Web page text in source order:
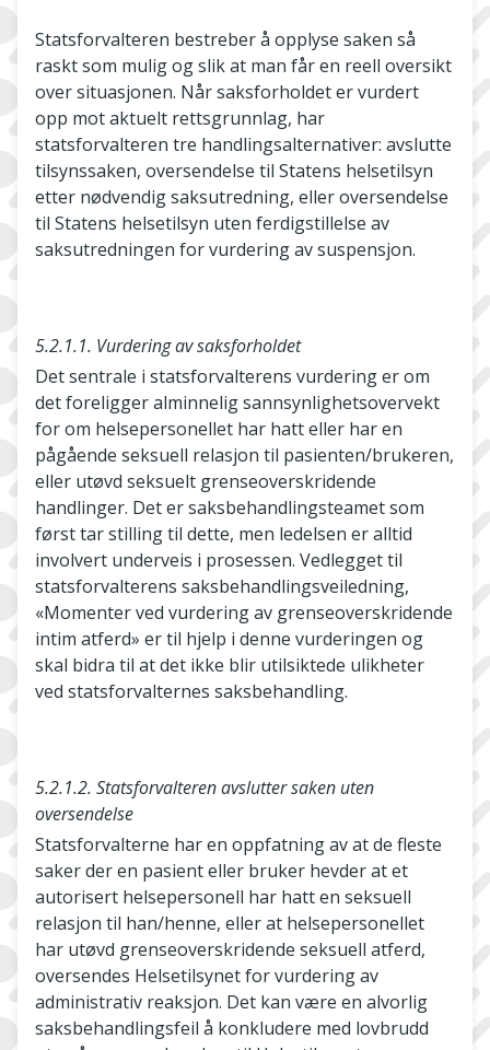
Statsforvalteren bestreber å opplyse saken så
raskt som mulig og slik at man får en reell oversikt
over situasjonen. Når saksforholdet er vurdert
opp mot aktuelt rettsgrunnlag, har
statsforvalteren tre handlingsalternativer: avslutte
tilsynssaken, oversendelse til Statens helsetilsyn
etter nødvendig saksutredning, eller oversendelse
til Statens helsetilsyn uten ferdigstillelse av
saksutredningen for vurdering av suspensjon.
5.2.1.1. Vurdering av saksforholdet
Det sentrale i statsforvalterens vurdering er om
det foreligger alminnelig sannsynlighetsovervekt
for om helsepersonellet har hatt eller har en
pågående seksuell relasjon til pasienten/brukeren,
eller utøvd seksuelt grenseoverskridende
handlinger. Det er saksbehandlingsteamet som
først tar stilling til dette, men ledelsen er alltid
involvert underveis i prosessen. Vedlegget til
statsforvalterens saksbehandlingsveiledning,
«Momenter ved vurdering av grenseoverskridende
intim atferd» er til hjelp i denne vurderingen og
skal bidra til at det ikke blir utilsiktede ulikheter
ved statsforvalternes saksbehandling.
5.2.1.2. Statsforvalteren avslutter saken uten
oversendelse
Statsforvalterne har en oppfatning av at de fleste
saker der en pasient eller bruker hevder at et
autorisert helsepersonell har hatt en seksuell
relasjon til han/henne, eller at helsepersonellet
har utøvd grenseoverskridende seksuell atferd,
oversendes Helsetilsynet for vurdering av
administrativ reaksjon. Det kan være en alvorlig
saksbehandlingsfeil å konkludere med lovbrudd